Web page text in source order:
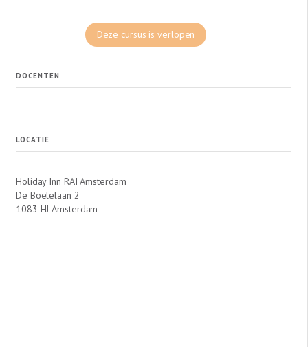
Deze cursus is verlopen
DOCENTEN
LOCATIE
Holiday Inn RAI Amsterdam
De Boelelaan 2
1083 HJ Amsterdam